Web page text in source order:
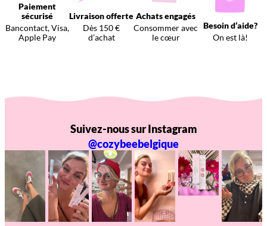
Paiement
sécurisé
Bancontact, Visa,
Apple Pay
Livraison offerte
Dès 150 €
d’achat
Achats engagés
Consommer avec
le cœur
Besoin d’aide?
On est là!
Suivez-nous sur Instagram
@cozybeebelgique